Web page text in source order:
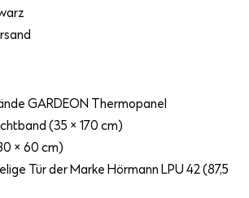
GARDEON Thermopanel
(35 × 170 cm)
× 60 cm)
Tür der Marke Hörmann LPU 42 (87,5